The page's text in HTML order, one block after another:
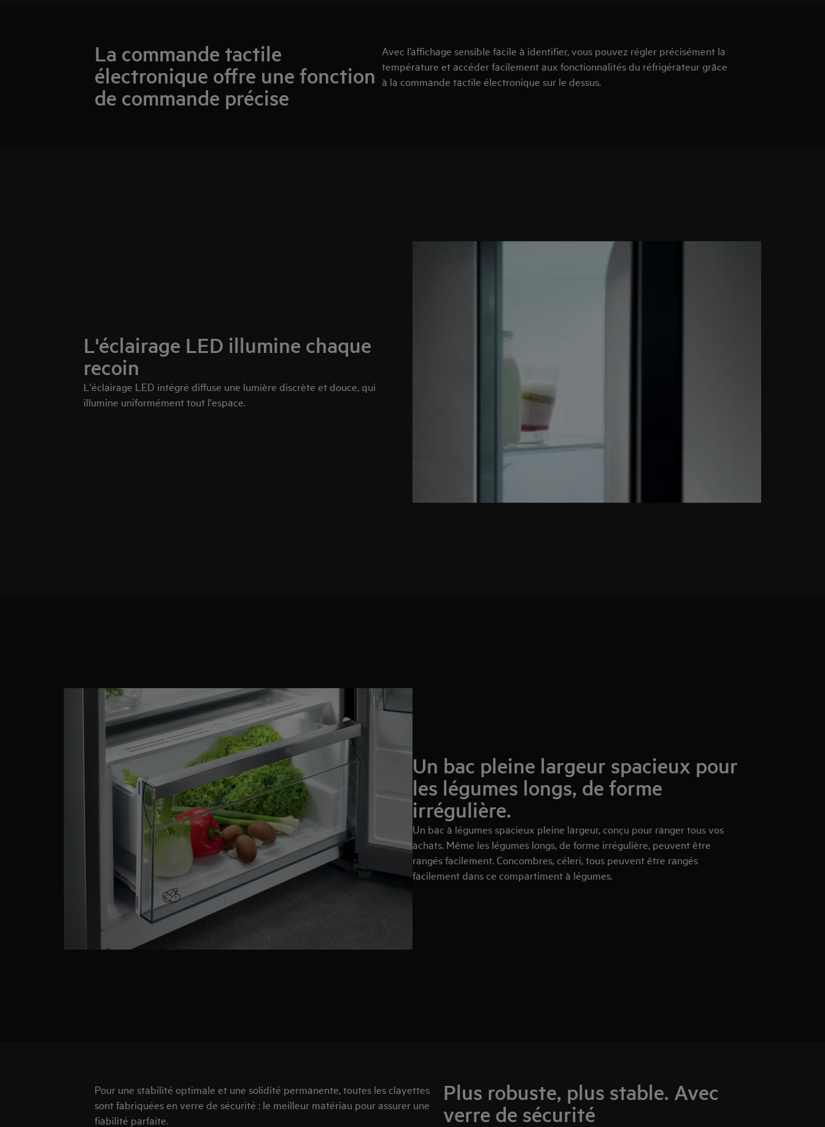
La commande tactile
électronique offre une fonction
de commande précise
Avec l’affichage sensible facile à identifier, vous pouvez régler précisément la
température et accéder facilement aux fonctionnalités du réfrigérateur grâce
à la commande tactile électronique sur le dessus.
L'éclairage LED illumine chaque
recoin
L'éclairage LED intégré diffuse une lumière discrète et douce, qui
illumine uniformément tout l'espace.
Un bac pleine largeur spacieux pour
les légumes longs, de forme
irrégulière.
Un bac à légumes spacieux pleine largeur, conçu pour ranger tous vos
achats. Même les légumes longs, de forme irrégulière, peuvent être
rangés facilement. Concombres, céleri, tous peuvent être rangés
facilement dans ce compartiment à légumes.
Plus robuste, plus stable. Avec
verre de sécurité
Pour une stabilité optimale et une solidité permanente, toutes les clayettes
sont fabriquées en verre de sécurité : le meilleur matériau pour assurer une
fiabilité parfaite.